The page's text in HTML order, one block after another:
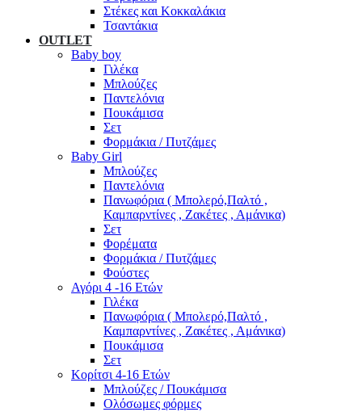
Στέκες και Κοκκαλάκια
Τσαντάκια
OUTLET
Baby boy
Γιλέκα
Μπλούζες
Παντελόνια
Πουκάμισα
Σετ
Φορμάκια / Πυτζάμες
Baby Girl
Μπλούζες
Παντελόνια
Πανωφόρια ( Μπολερό,Παλτό ,
Καμπαρντίνες , Ζακέτες , Αμάνικα)
Σετ
Φορέματα
Φορμάκια / Πυτζάμες
Φούστες
Αγόρι 4 -16 Ετών
Γιλέκα
Πανωφόρια ( Μπολερό,Παλτό ,
Καμπαρντίνες , Ζακέτες , Αμάνικα)
Πουκάμισα
Σετ
Κορίτσι 4-16 Ετών
Μπλούζες / Πουκάμισα
Ολόσωμες φόρμες